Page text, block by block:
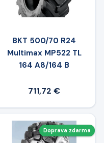
BKT 500/70 R24
Multimax MP522 TL
164 A8/164 B
711,72 €
Doprava zdarma